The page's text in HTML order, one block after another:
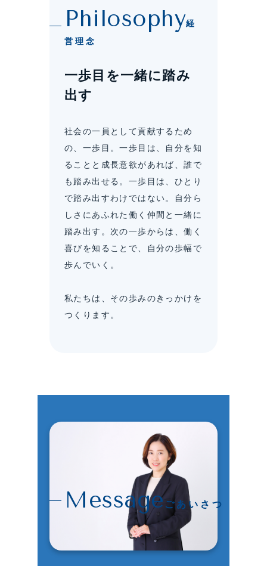
経
営理念
一歩目を一緒に踏み
出す
社会の一員として貢献するため
の、一歩目。一歩目は、自分を知
ることと成長意欲があれば、誰で
も踏み出せる。一歩目は、ひとり
で踏み出すわけではない。自分ら
しさにあふれた働く仲間と一緒に
踏み出す。次の一歩からは、働く
喜びを知ることで、自分の歩幅で
歩んでいく。
私たちは、その歩みのきっかけを
つくります。
ごあいさつ